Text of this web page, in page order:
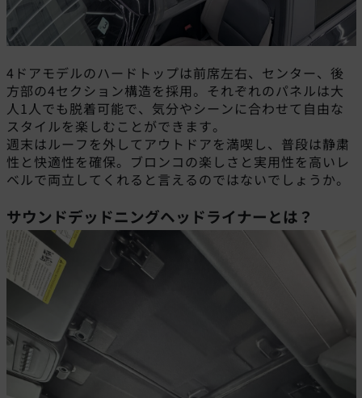
4ドアモデルのハードトップは前席左右、センター、後
方部の4セクション構造を採用。それぞれのパネルは大
人1人でも脱着可能で、気分やシーンに合わせて自由な
スタイルを楽しむことができます。
週末はルーフを外してアウトドアを満喫し、普段は静粛
性と快適性を確保。ブロンコの楽しさと実用性を高いレ
ベルで両立してくれると言えるのではないでしょうか。
サウンドデッドニングヘッドライナーとは？